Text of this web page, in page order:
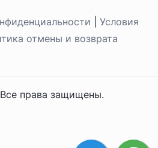
Условия
отмены и возврата
права защищены.